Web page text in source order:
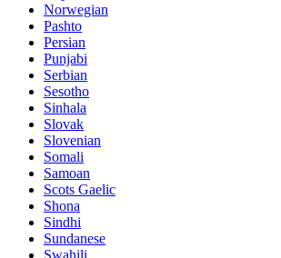
Norwegian
Pashto
Persian
Punjabi
Serbian
Sesotho
Sinhala
Slovak
Slovenian
Somali
Samoan
Scots Gaelic
Shona
Sindhi
Sundanese
Swahili